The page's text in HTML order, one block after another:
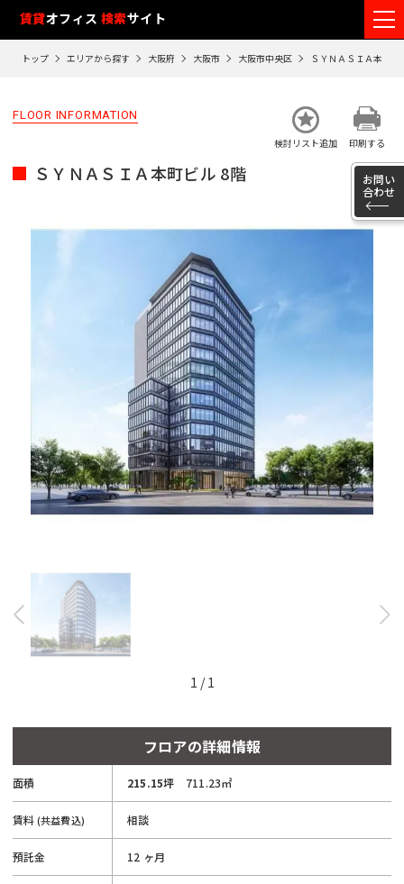
賃貸オフィス 検索サイト
トップ エリアから探す 大阪府 大阪市 大阪市中央区 ＳＹＮＡＳＩＡ本町ビ
FLOOR INFORMATION
検討リスト追加 印刷する
お問い
合わせ
ＳＹＮＡＳＩＡ本町ビル 8階
フロアの詳細情報
面積 215.15坪 711.23㎡
賃料(共益費込) 相談
預託金 12 ヶ月
1 /1
フ
ロ
ア
覧
歴
動
的
に
削
除